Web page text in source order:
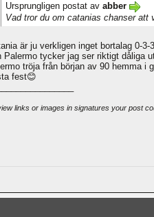
Ursprungligen postat av abber
Vad tror du om catanias chanser att
är ju verkligen inget bortalag 0-
Palermo tycker jag ser riktigt dåliga
tröja från början av 90 hemma i
fest😊
links or images in signatures your post